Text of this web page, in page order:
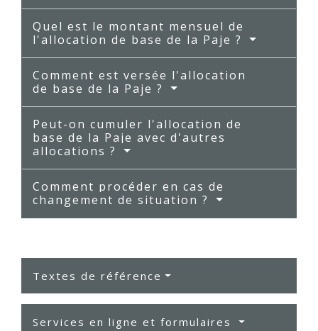
Quel est le montant mensuel de
l'allocation de base de la Paje ?
Comment est versée l'allocation
de base de la Paje ?
Peut-on cumuler l'allocation de
base de la Paje avec d'autres
allocations ?
Comment procéder en cas de
changement de situation ?
Textes de référence
Services en ligne et formulaires